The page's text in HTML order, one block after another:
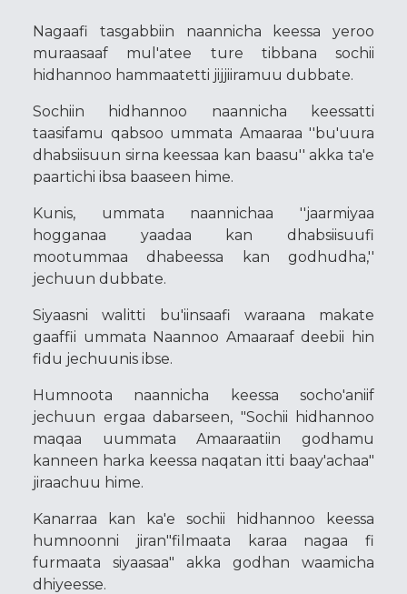
Nagaafi tasgabbiin naannicha keessa yeroo
muraasaaf mul'atee ture tibbana sochii
hidhannoo hammaatetti jijjiiramuu dubbate.
Sochiin hidhannoo naannicha keessatti
taasifamu qabsoo ummata Amaaraa ''bu'uura
dhabsiisuun sirna keessaa kan baasu'' akka ta'e
paartichi ibsa baaseen hime.
Kunis, ummata naannichaa ''jaarmiyaa
hogganaa yaadaa kan dhabsiisuufi
mootummaa dhabeessa kan godhudha,''
jechuun dubbate.
Siyaasni walitti bu'iinsaafi waraana makate
gaaffii ummata Naannoo Amaaraaf deebii hin
fidu jechuunis ibse.
Humnoota naannicha keessa socho'aniif
jechuun ergaa dabarseen, "Sochii hidhannoo
maqaa uummata Amaaraatiin godhamu
kanneen harka keessa naqatan itti baay'achaa"
jiraachuu hime.
Kanarraa kan ka'e sochii hidhannoo keessa
humnoonni jiran"filmaata karaa nagaa fi
furmaata siyaasaa" akka godhan waamicha
dhiyeesse.